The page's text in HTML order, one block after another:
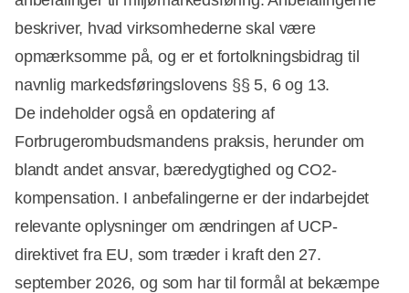
beskriver, hvad virksomhederne skal være
opmærksomme på, og er et fortolkningsbidrag til
navnlig markedsføringslovens §§ 5, 6 og 13.
De indeholder også en opdatering af
Forbrugerombudsmandens praksis, herunder om
blandt andet ansvar, bæredygtighed og CO2-
kompensation. I anbefalingerne er der indarbejdet
relevante oplysninger om ændringen af UCP-
direktivet fra EU, som træder i kraft den 27.
september 2026, og som har til formål at bekæmpe